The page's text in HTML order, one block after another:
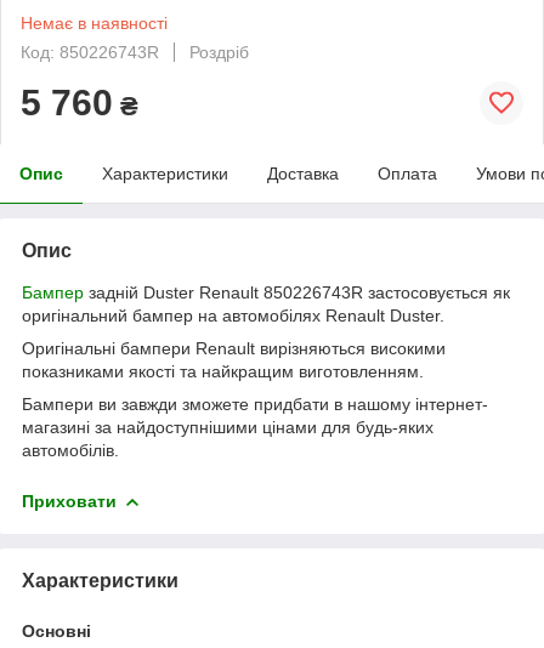
Немає в наявності
Код: 850226743R
Роздріб
5 760 ₴
Опис Характеристики Доставка Оплата Умови
Опис
Бампер задній Duster Renault 850226743R застосовується як
оригінальний бампер на автомобілях Renault Duster.
Оригінальні бампери Renault вирізняються високими
показниками якості та найкращим виготовленням.
Бампери ви завжди зможете придбати в нашому інтернет-
магазині за найдоступнішими цінами для будь-яких
автомобілів.
Приховати
Характеристики
Основні